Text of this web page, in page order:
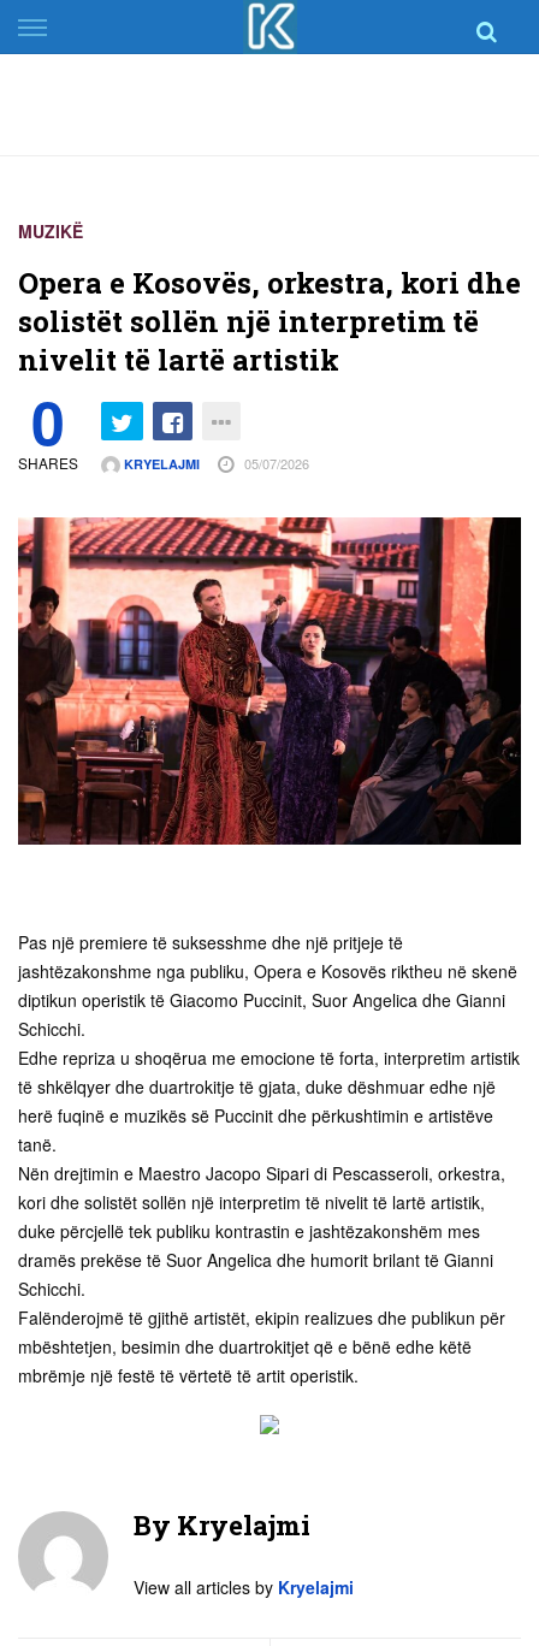
Skip
to
MUZIKË
Opera e Kosovës, orkestra, kori dhe
solistët sollën një interpretim të
nivelit të lartë artistik
0
SHARES KRYELAJMI 05/07/2026
Pas një premiere të suksesshme dhe një pritjeje të
jashtëzakonshme nga publiku, Opera e Kosovës riktheu në skenë
diptikun operistik të Giacomo Puccinit, Suor Angelica dhe Gianni
Schicchi.
Edhe repriza u shoqërua me emocione të forta, interpretim artistik
të shkëlqyer dhe duartrokitje të gjata, duke dëshmuar edhe një
herë fuqinë e muzikës së Puccinit dhe përkushtimin e artistëve
tanë.
Nën drejtimin e Maestro Jacopo Sipari di Pescasseroli, orkestra,
kori dhe solistët sollën një interpretim të nivelit të lartë artistik,
duke përcjellë tek publiku kontrastin e jashtëzakonshëm mes
dramës prekëse të Suor Angelica dhe humorit brilant të Gianni
Schicchi.
Falënderojmë të gjithë artistët, ekipin realizues dhe publikun për
mbështetjen, besimin dhe duartrokitjet që e bënë edhe këtë
mbrëmje një festë të vërtetë të artit operistik.
By Kryelajmi
View all articles by Kryelajmi